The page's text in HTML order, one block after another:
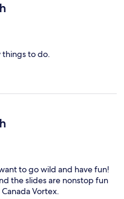
things to do.
to go wild and have fun!
the slides are nonstop fun
Vortex.